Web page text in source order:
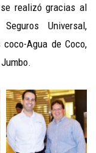
realizó gracias al
Universal,
Agua de Coco,